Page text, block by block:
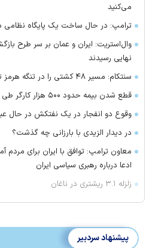
می‌کنید
ترامپ: در حال ساخت یک پایگاه نظامی
وال‌استریت: ایران و عمان بر سر طرح
نهایی رسیدند
سنتکام: مسیر ۴۸ کشتی را در تنگه هرمز تغییر دادیم
قطع شدن بیمه حدود ۵۰۰ هزار کارگر طی پنج سال
وقوع دو انفجار در یک نفتکش در حال
در دیدار الزیدی با بارزانی چه گذشت؟
معاون ترامپ: توافق با ایران برای مردم
ادعا درباره رهبری سیاسی ایران
زلزله ۳.۱ ریشتری در ناغان
پیشنهاد سردبیر